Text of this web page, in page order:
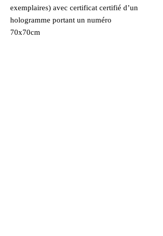
exemplaires) avec certificat certifié d’un
hologramme portant un numéro
70x70cm